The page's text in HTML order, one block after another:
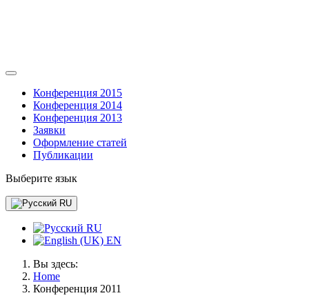
Конференция 2015
Конференция 2014
Конференция 2013
Заявки
Оформление статей
Публикации
Выберите язык
RU
RU
EN
Вы здесь:
Home
Конференция 2011